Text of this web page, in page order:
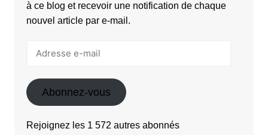
à ce blog et recevoir une notification de chaque
nouvel article par e-mail.
Abonnez-vous
Rejoignez les 1 572 autres abonnés